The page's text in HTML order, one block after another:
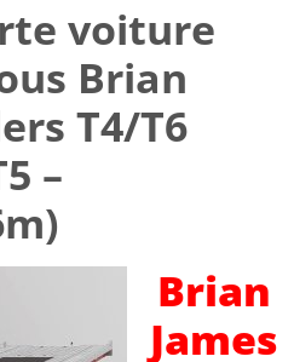
voiture
Brian
T4/T6
–
Brian
James